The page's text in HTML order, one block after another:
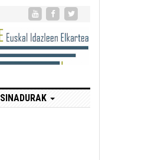
SINADURAK